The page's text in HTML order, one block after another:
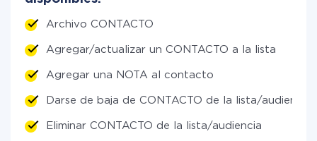
Archivo CONTACTO
Agregar/actualizar un CONTACTO a la lista
Agregar una NOTA al contacto
Darse de baja de CONTACTO de la lista/audiencia
Eliminar CONTACTO de la lista/audiencia